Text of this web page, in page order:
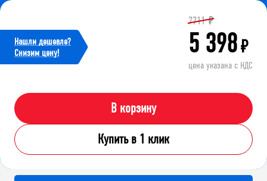
Нашли дешевле?
Cнизим цену!
7711 ₽
5 398₽
цена указана с НДС
В корзину
Купить в 1 клик